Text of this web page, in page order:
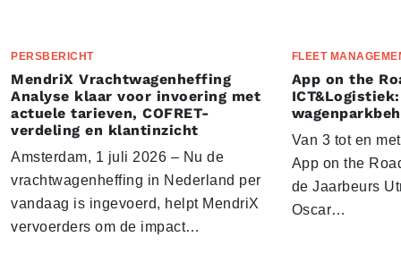
PERSBERICHT
MendriX Vrachtwagenheffing
Analyse klaar voor invoering met
actuele tarieven, COFRET-
verdeling en klantinzicht
Amsterdam, 1 juli 2026 – Nu de
vrachtwagenheffing in Nederland per
vandaag is ingevoerd, helpt MendriX
vervoerders om de impact…
FLEET
App on the
Van 3 tot en
App on the
de Jaarbeurs
Oscar…